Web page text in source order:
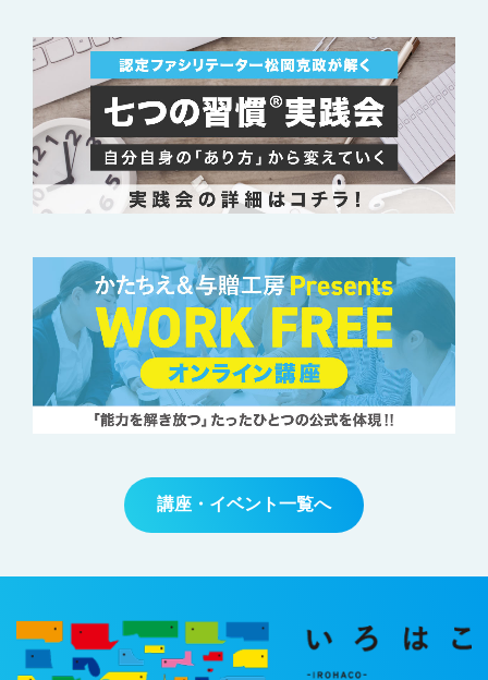
講座・イベント一覧へ